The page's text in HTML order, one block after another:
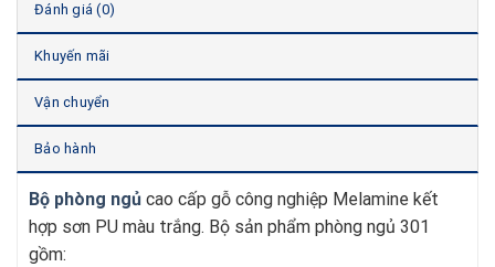
Đánh giá (0)
Khuyến mãi
Vận chuyển
Bảo hành
Bộ phòng ngủ cao cấp gỗ công nghiệp Melamine kết
hợp sơn PU màu trắng. Bộ sản phẩm phòng ngủ 301
gồm: